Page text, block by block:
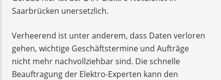
Saarbrücken unersetzlich.
Verheerend ist unter anderem, dass Daten verloren
gehen, wichtige Geschäftstermine und Aufträge
nicht mehr nachvollziehbar sind. Die schnelle
Beauftragung der Elektro-Experten kann den